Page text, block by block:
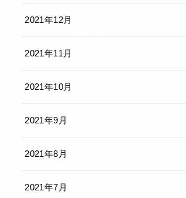
2021年12月
2021年11月
2021年10月
2021年9月
2021年8月
2021年7月